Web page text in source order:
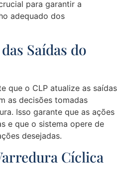
para garantir a
adequado dos
Saídas do
que o CLP atualize as saídas
as decisões tomadas
Isso garante que as ações
e que o sistema opere de
desejadas.
Cíclica